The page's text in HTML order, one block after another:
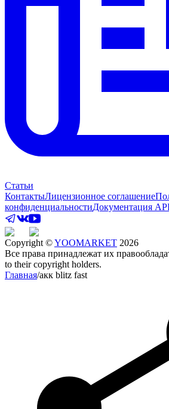
Статьи
КонтактыЛицензионное соглашение
конфиденциальностиДокументация
Copyright ©YOOMARKET 2026
Все права принадлежат их
to their copyright holders.
Главная/акк blitz fast